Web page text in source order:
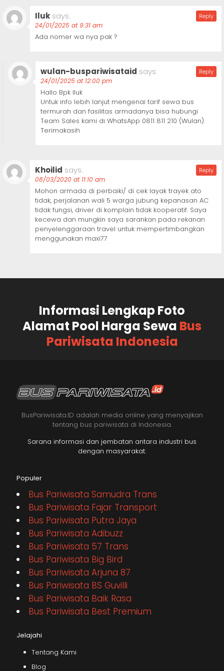
Iluk says:
24/01/2025 at 9:31 am
Ada nomer wa nya pak ?
Reply
wulan-buspariwisataid says:
24/01/2025 at 12:00 pm
Hallo Bpk Iluk
Untuk info lebih lanjut mengenai tarif sewa bus
termurah dan fasilitas armadanya bisa hubungi
Team Sales kami di WhatsApp 0811 811 210 (Wulan).
Terimakasih
Reply
Khoilid says:
08/03/2020 at 11:10 am
Mohon armada di perbaiki/ di cek layak trayek ato
tidak, perjalanan wali 5 warga jubung kepanasan AC
tidak fungsi, driver di komplain tidak kooperatif. Saya
kecewa dan mungkin saya sarankan pada rekanan
penyelenggaraan travel untuk mempertimbangkan
menggunakan maxi77
Reply
Informasi Lengkap Foto
Alamat Pool Harga Sewa Bus
Pariwisata Indonesia
BusPariwisata.ID adalah media online yang menyajikan
tentang bus pariwisata di Indonesia.
Sarana informasi dan jembatan antara industri bus
dengan masyarakat.
Populer
Bus Pariwisata Samudra Trans
Bus Pariwisata Fajar Transport
Bus Pariwisata Putra Jaya
Bus Pariwisata Adibuzz
Bus Pariwisata 57 Trans
Bus Pariwisata Big Bird
Bus Pariwisata Arjuna 87
Bus Pariwisata BS Guvilli
Bus Pariwisata Baik Rasa
Bus Pariwisata Best Premium
Jelajahi
Tentang Kami
Blog